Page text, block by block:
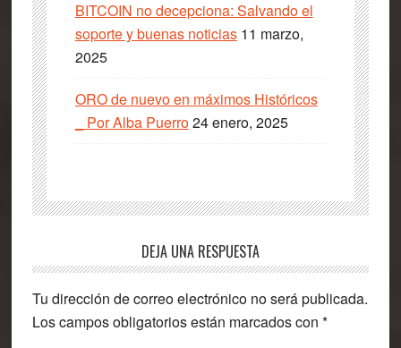
BITCOIN no decepciona: Salvando el
soporte y buenas noticias 11 marzo,
2025
ORO de nuevo en máximos Históricos
_ Por Alba Puerro24 enero, 2025
Interacciones
con
los
lectores
DEJA UNA RESPUESTA
Tu dirección de correo electrónico no será publicada.
Los campos obligatorios están marcados con *